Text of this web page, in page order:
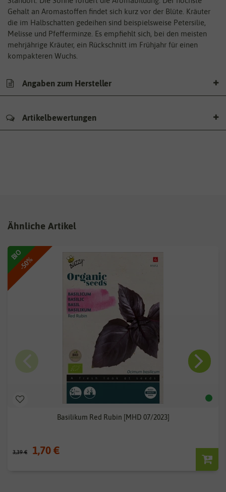
Gehalt an Aromastoffen findet sich kurz vor der Blüte. Kräuter
die im Halbschatten gedeihen sind beispielsweise Petersilie,
Melisse und Pfefferminze. Es empfiehlt sich, bei den meisten
mehrjährige Kräuter, ein Rückschnitt im Frühjahr für einen
kompakteren Wuchs.
Angaben zum Hersteller
Artikelbewertungen
Ähnliche Artikel
-50%
BIO
Basilikum Red Rubin [MHD 07/2023]
3,39 € 1,70 €